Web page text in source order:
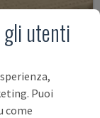
8.500 €
gli utenti
Puoi
come